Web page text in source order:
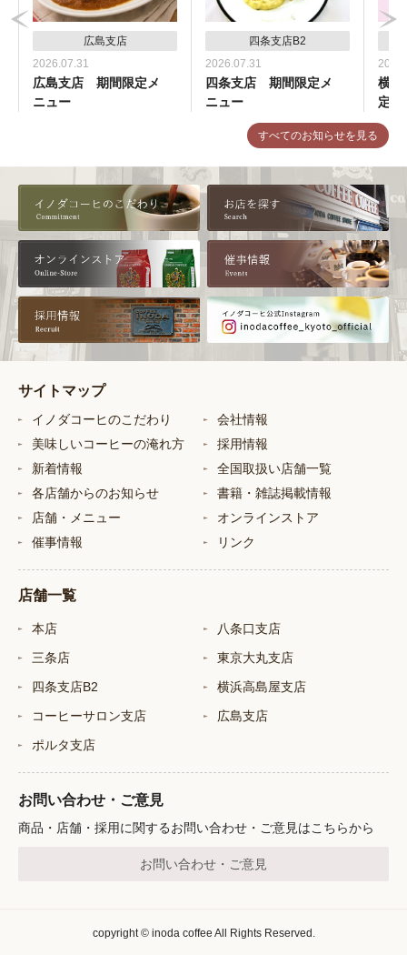
すべてのお知らせを見る
広島支店
2026.07.31
広島支店 期間限定メ
ニュー
四条支店B2
2026.07.31
四条支店 期間限定メ
ニュー
横
定メ
サイトマップ
イノダコーヒのこだわり
美味しいコーヒーの淹れ方
新着情報
各店舗からのお知らせ
店舗・メニュー
催事情報
会社情報
採用情報
全国取扱い店舗一覧
書籍・雑誌掲載情報
オンラインストア
リンク
店舗一覧
本店
三条店
四条支店B2
コーヒーサロン支店
ポルタ支店
八条口支店
東京大丸支店
横浜高島屋支店
広島支店
お問い合わせ・ご意見
商品・店舗・採用に関するお問い合わせ・ご意見はこちらから
お問い合わせ・ご意見
copyright © inoda coffee All Rights Reserved.